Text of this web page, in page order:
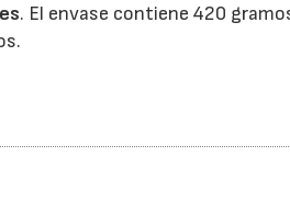
. El envase contiene 420